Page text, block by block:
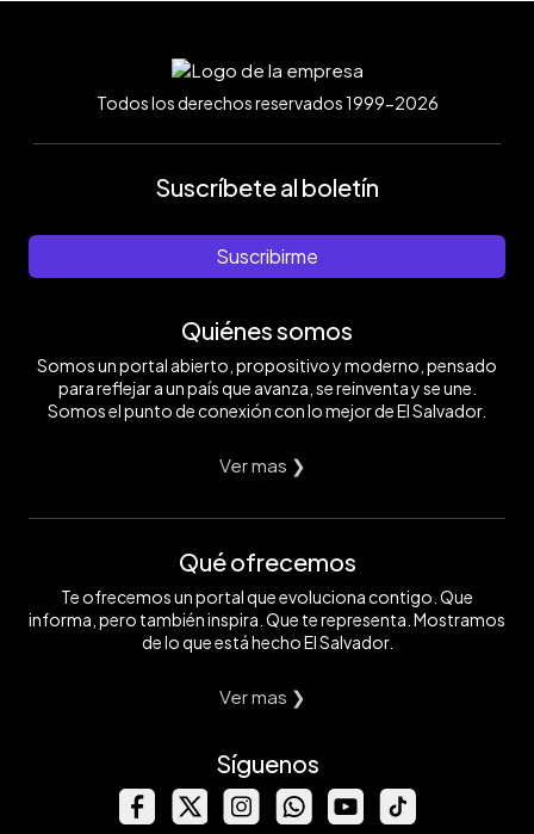
Todos los derechos reservados 1999-2026
Suscríbete al boletín
Suscribirme
Quiénes somos
Somos un portal abierto, propositivo y moderno, pensado
para reflejar a un país que avanza, se reinventa y se une.
Somos el punto de conexión con lo mejor de El Salvador.
Ver mas ❯
Qué ofrecemos
Te ofrecemos un portal que evoluciona contigo. Que
informa, pero también inspira. Que te representa. Mostramos
de lo que está hecho El Salvador.
Ver mas ❯
Síguenos